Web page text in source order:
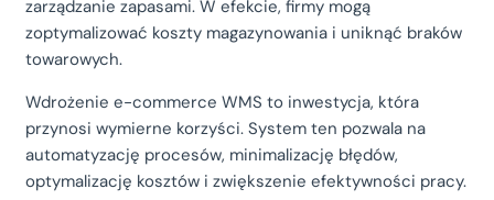
zarządzanie zapasami. W efekcie, firmy mogą
zoptymalizować koszty magazynowania i uniknąć braków
towarowych.
Wdrożenie e-commerce WMS to inwestycja, która
przynosi wymierne korzyści. System ten pozwala na
automatyzację procesów, minimalizację błędów,
optymalizację kosztów i zwiększenie efektywności pracy.